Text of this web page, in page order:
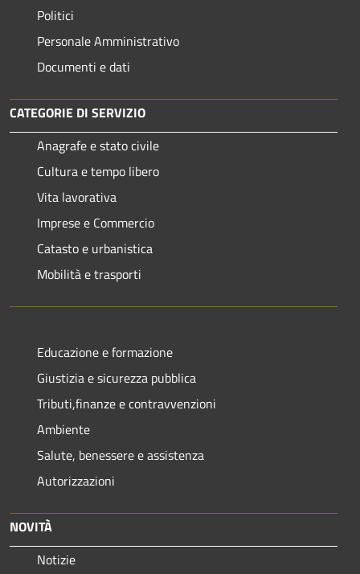
Politici
Personale Amministrativo
Documenti e dati
CATEGORIE DI SERVIZIO
Anagrafe e stato civile
Cultura e tempo libero
Vita lavorativa
Imprese e Commercio
Catasto e urbanistica
Mobilità e trasporti
Educazione e formazione
Giustizia e sicurezza pubblica
Tributi,finanze e contravvenzioni
Ambiente
Salute, benessere e assistenza
Autorizzazioni
NOVITÀ
Notizie